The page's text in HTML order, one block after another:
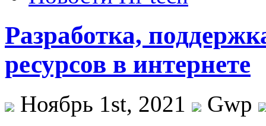
Разработка,
ресурсов в интернете
Ноябрь 1st, 2021
Gwp